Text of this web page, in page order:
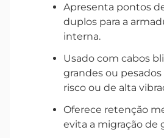
Apresenta pontos
duplos para a
interna.
Usado com cabos
grandes ou pesados
risco ou de alta
Oferece retenção
evita a migração de